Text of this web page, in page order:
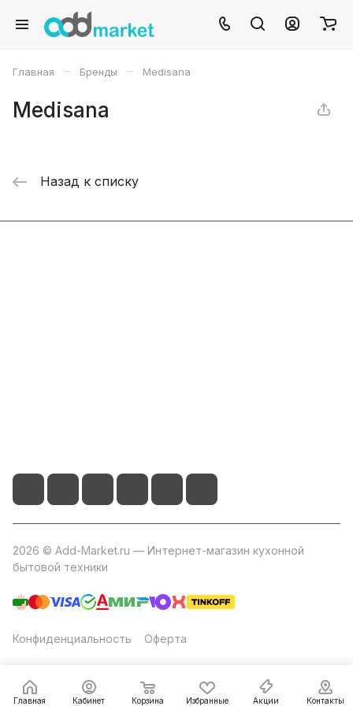
Главная – Бренды – Medisana
Medisana
Назад к списку
Главная Кабинет Корзина Избранные Акции Контакты
2026 © Add-Market.ru — Интернет-магазин кухонной
бытовой техники
Конфиденциальность Оферта